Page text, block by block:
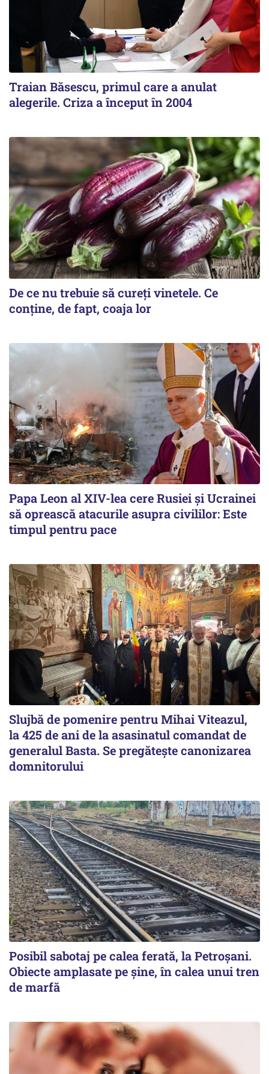
Traian Băsescu, primul care a anulat
alegerile. Criza a început în 2004
De ce nu trebuie să cureți vinetele. Ce
conține, de fapt, coaja lor
Papa Leon al XIV-lea cere Rusiei și Ucrainei
să oprească atacurile asupra civililor: Este
timpul pentru pace
Slujbă de pomenire pentru Mihai Viteazul,
la 425 de ani de la asasinatul comandat de
generalul Basta. Se pregătește canonizarea
domnitorului
Posibil sabotaj pe calea ferată, la Petroșani.
Obiecte amplasate pe șine, în calea unui tren
de marfă